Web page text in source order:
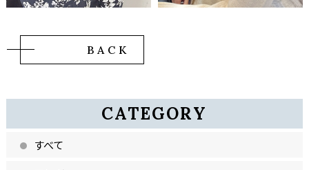
BACK
CATEGORY
すべて